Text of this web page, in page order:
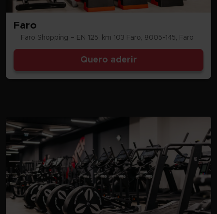
Faro
Faro Shopping – EN 125, km 103 Faro, 8005-145, Faro
Quero aderir